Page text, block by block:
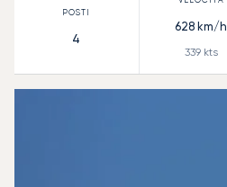
4
628 km/h
339kts